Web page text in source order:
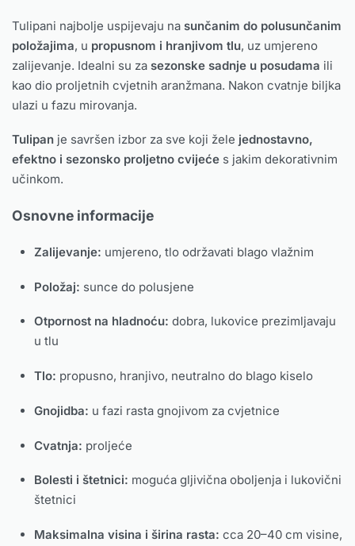
Tulipani najbolje uspijevaju na sunčanim do polusunčanim
položajima, u propusnom i hranjivom tlu, uz umjereno
zalijevanje. Idealni su za sezonske sadnje u posudama ili
kao dio proljetnih cvjetnih aranžmana. Nakon cvatnje biljka
ulazi u fazu mirovanja.
Tulipan je savršen izbor za sve koji žele jednostavno,
efektno i sezonsko proljetno cvijeće s jakim dekorativnim
učinkom.
Osnovne informacije
Zalijevanje: umjereno, tlo održavati blago vlažnim
Položaj: sunce do polusjene
Otpornost na hladnoću: dobra, lukovice prezimljavaju
u tlu
Tlo: propusno, hranjivo, neutralno do blago kiselo
Gnojidba: u fazi rasta gnojivom za cvjetnice
Cvatnja: proljeće
Bolesti i štetnici: moguća gljivična oboljenja i lukovični
štetnici
Maksimalna visina i širina rasta: cca 20–40 cm visine,